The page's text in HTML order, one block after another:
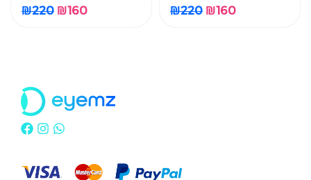
₪220 ₪160
₪220 ₪160